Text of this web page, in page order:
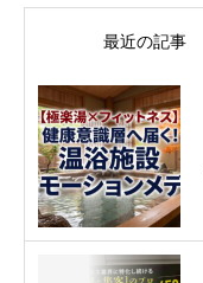
最近の記事